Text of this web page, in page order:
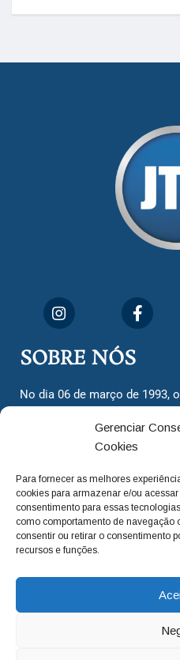
Gerenciar
Cookies
Para fornecer as melhores
cookies para armazenar e/ou
consentimento para essas
como comportamento de navegação
consentir ou retirar o consentimento
recursos e funções.
SOBRE NÓS
No dia 06 de março de 1993,
cidadãos valinhenses, já que
dois jornais. Há mais de 30
com o foco de trazer as
deixamos de lado as
questionando os órgãos
para a cidade e sempre
adm@jtv.com.br